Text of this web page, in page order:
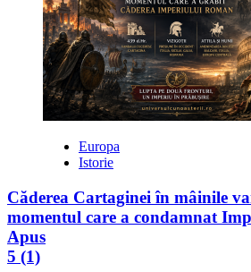
Europa
Istorie
Căderea Cartaginei în mâinile
momentul care a condamnat
Apus
5 (1)